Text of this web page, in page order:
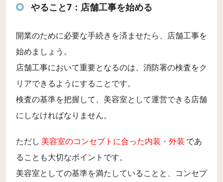
やること7：店舗工事を始める
開業のために必要な手続きを済ませたら、店舗工事を
始めましょう。
店舗工事において重要となるのは、消防署の検査をク
リアできるようにすることです。
検査の基準を把握して、美容室として運営できる店舗
にしなければなりません。
ただし 美容室のコンセプトに合った内装・外装 であ
ることも大切なポイントです。
美容室としての基準を満たしていることと、コンセプ